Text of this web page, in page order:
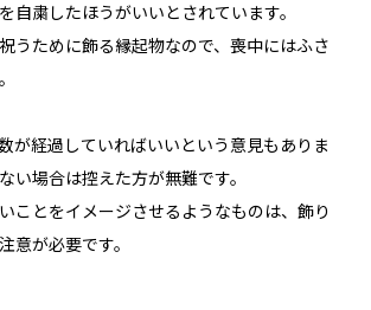
自粛したほうがいいとされています。
うために飾る縁起物なので、喪中にはふさ
が経過していればいいという意見もありま
い場合は控えた方が無難です。
ことをイメージさせるようなものは、飾り
意が必要です。